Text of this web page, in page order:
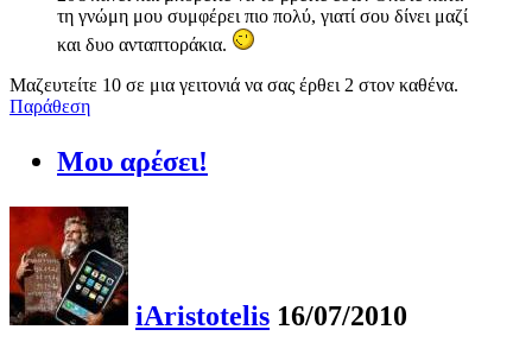
τη γνώμη μου συμφέρει πιο πολύ, γιατί σου δίνει μαζί
και δυο ανταπτοράκια.
Μαζευτείτε 10 σε μια γειτονιά να σας έρθει 2 στον καθένα.
Παράθεση
Μου αρέσει!
iAristotelis 16/07/2010